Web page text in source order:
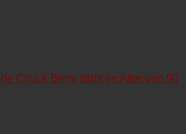
Chuck Berry stirbt im Alter von 90